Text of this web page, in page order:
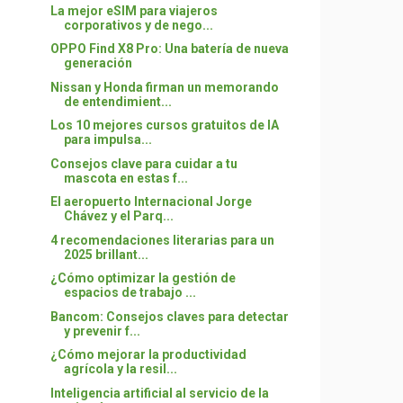
La mejor eSIM para viajeros
corporativos y de nego...
OPPO Find X8 Pro: Una batería de nueva
generación
Nissan y Honda firman un memorando
de entendimient...
Los 10 mejores cursos gratuitos de IA
para impulsa...
Consejos clave para cuidar a tu
mascota en estas f...
El aeropuerto Internacional Jorge
Chávez y el Parq...
4 recomendaciones literarias para un
2025 brillant...
¿Cómo optimizar la gestión de
espacios de trabajo ...
Bancom: Consejos claves para detectar
y prevenir f...
¿Cómo mejorar la productividad
agrícola y la resil...
Inteligencia artificial al servicio de la